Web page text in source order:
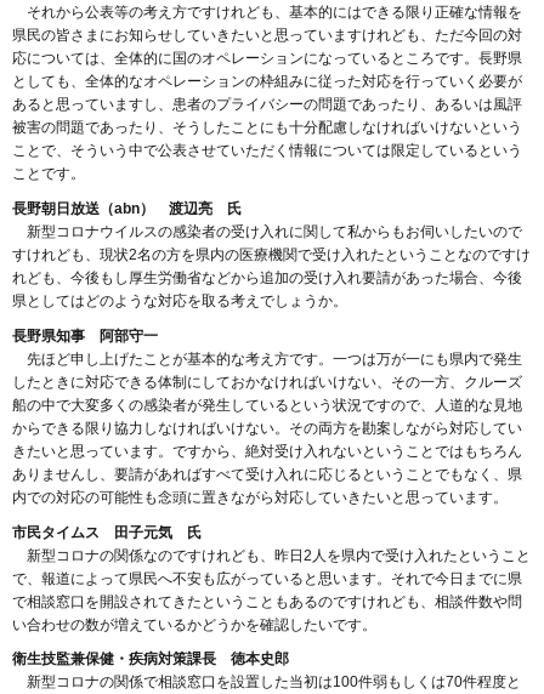
それから公表等の考え方ですけれども、基本的にはできる限り正確な情報を
県民の皆さまにお知らせしていきたいと思っていますけれども、ただ今回の対
応については、全体的に国のオペレーションになっているところです。長野県
としても、全体的なオペレーションの枠組みに従った対応を行っていく必要が
あると思っていますし、患者のプライバシーの問題であったり、あるいは風評
被害の問題であったり、そうしたことにも十分配慮しなければいけないという
ことで、そういう中で公表させていただく情報については限定しているという
ことです。
長野朝日放送（abn） 渡辺亮 氏
新型コロナウイルスの感染者の受け入れに関して私からもお伺いしたいので
すけれども、現状2名の方を県内の医療機関で受け入れたということなのですけ
れども、今後もし厚生労働省などから追加の受け入れ要請があった場合、今後
県としてはどのような対応を取る考えでしょうか。
長野県知事 阿部守一
先ほど申し上げたことが基本的な考え方です。一つは万が一にも県内で発生
したときに対応できる体制にしておかなければいけない、その一方、クルーズ
船の中で大変多くの感染者が発生しているという状況ですので、人道的な見地
からできる限り協力しなければいけない。その両方を勘案しながら対応してい
きたいと思っています。ですから、絶対受け入れないということではもちろん
ありませんし、要請があればすべて受け入れに応じるということでもなく、県
内での対応の可能性も念頭に置きながら対応していきたいと思っています。
市民タイムス 田子元気 氏
新型コロナの関係なのですけれども、昨日2人を県内で受け入れたということ
で、報道によって県民へ不安も広がっていると思います。それで今日までに県
で相談窓口を開設されてきたということもあるのですけれども、相談件数や問
い合わせの数が増えているかどうかを確認したいです。
衛生技監兼保健・疾病対策課長 徳本史郎
新型コロナの関係で相談窓口を設置した当初は100件弱もしくは70件程度と